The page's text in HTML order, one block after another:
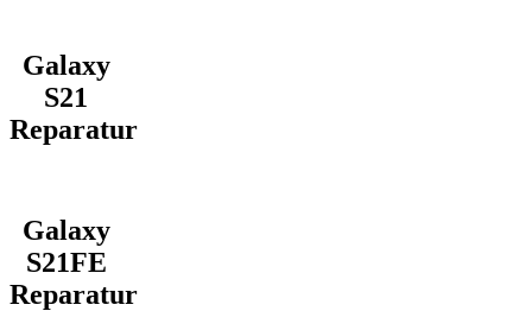
Galaxy
S21
Reparatur
Galaxy
S21FE
Reparatur